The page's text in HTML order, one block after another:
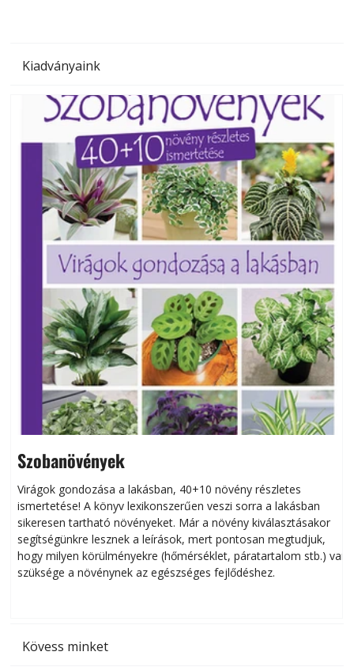
Kiadványaink
Szobanövények
Virágok gondozása a lakásban, 40+10 növény részletes
ismertetése! A könyv lexikonszerűen veszi sorra a lakásban
sikeresen tart­ha­tó növényeket. Már a növény kiválasztásakor
segítségünkre lesznek a leírások, mert pontosan megtudjuk,
hogy milyen körülményekre (hőmérséklet, páratartalom stb.) van
szüksége a növénynek az egészséges fejlődéshez.
Kövess minket